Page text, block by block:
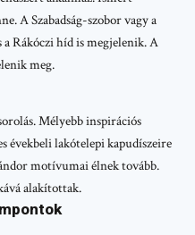
A Szabadság-szobor vagy a
a Rákóczi híd is megjelenik. A
meg.
Mélyebb inspirációs
évekbeli lakótelepi kapudíszeire
motívumai élnek tovább.
alakítottak.